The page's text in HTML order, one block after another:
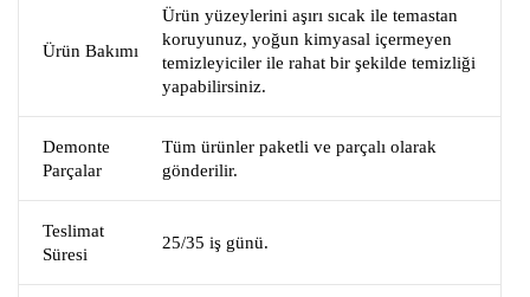
Ürün Bakımı
Ürün yüzeylerini aşırı sıcak ile temastan
koruyunuz, yoğun kimyasal içermeyen
temizleyiciler ile rahat bir şekilde temizliği
yapabilirsiniz.
Demonte
Parçalar
Tüm ürünler paketli ve parçalı olarak
gönderilir.
Teslimat
Süresi
25/35 iş günü.